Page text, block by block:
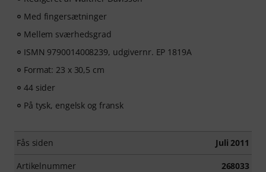
Med fingersætninger
Mellem sværhedsgrad
ISMN 9790014008239, udgivernr. EP 1819A
Format: 23 x 30,5 cm
44 sider
På tysk, engelsk og fransk
Fås siden Juli 2011
Artikelnummer 268033